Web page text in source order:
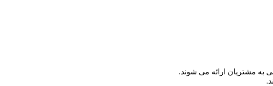
به مشتریان ارائه می شوند.